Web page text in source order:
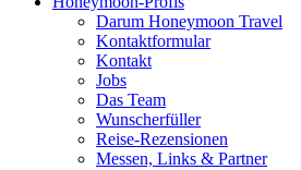
Darum Honeymoon Travel
Kontaktformular
Kontakt
Jobs
Das Team
Wunscherfüller
Reise-Rezensionen
Messen, Links & Partner